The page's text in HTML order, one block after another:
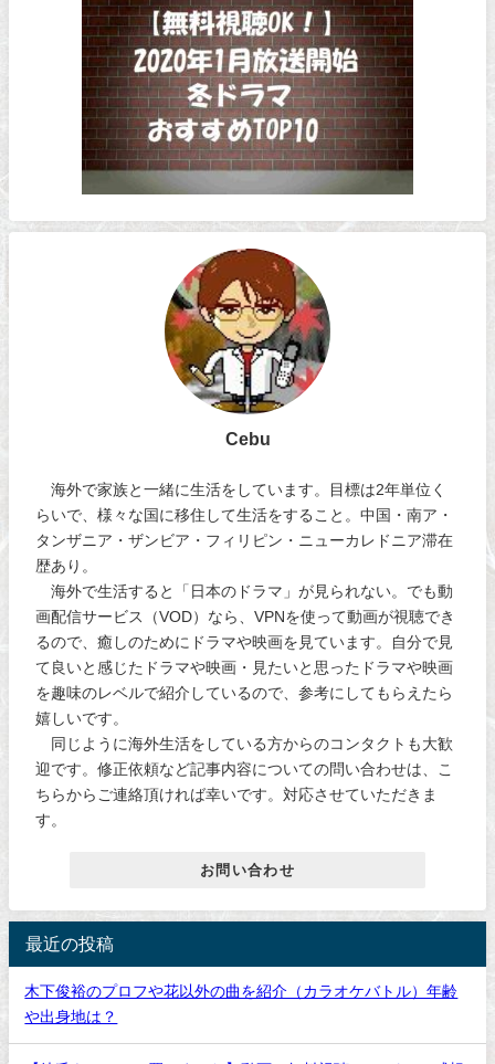
Cebu
海外で家族と一緒に生活をしています。目標は2年単位く
らいで、様々な国に移住して生活をすること。中国・南ア・
タンザニア・ザンビア・フィリピン・ニューカレドニア滞在
歴あり。
海外で生活すると「日本のドラマ」が見られない。でも動
画配信サービス（VOD）なら、VPNを使って動画が視聴でき
るので、癒しのためにドラマや映画を見ています。自分で見
て良いと感じたドラマや映画・見たいと思ったドラマや映画
を趣味のレベルで紹介しているので、参考にしてもらえたら
嬉しいです。
同じように海外生活をしている方からのコンタクトも大歓
迎です。修正依頼など記事内容についての問い合わせは、こ
ちらからご連絡頂ければ幸いです。対応させていただきま
す。
お問い合わせ
最近の投稿
木下俊裕のプロフや花以外の曲を紹介（カラオケバトル）年齢
や出身地は？